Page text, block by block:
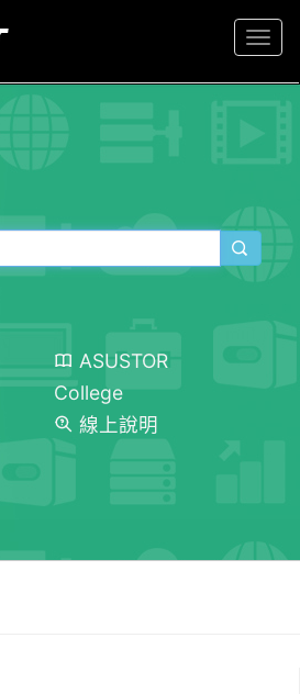
ASUSTOR
College
線上說明